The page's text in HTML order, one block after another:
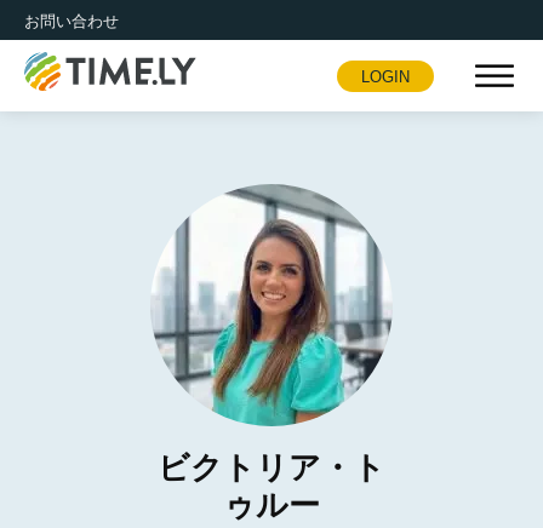
お問い合わせ
Timely
LOGIN
ビクトリア・ト
ゥルー